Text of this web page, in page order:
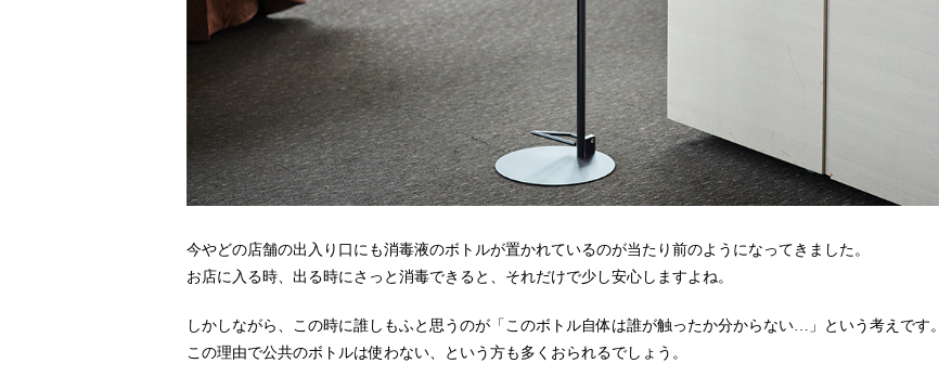
今やどの店舗の出入り口にも消毒液のボトルが置かれているのが当たり前のようになってきました。
お店に入る時、出る時にさっと消毒できると、それだけで少し安心しますよね。
しかしながら、この時に誰しもふと思うのが「このボトル自体は誰が触ったか分からない…」という考えです。
この理由で公共のボトルは使わない、という方も多くおられるでしょう。